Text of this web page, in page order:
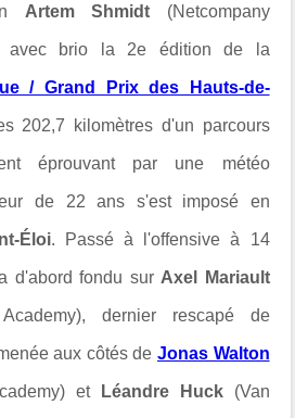
Artem Shmidt (Netcompany
avec brio la 2e édition de la
/ Grand Prix des Hauts-de-
202,7 kilomètres d'un parcours
éprouvant par une météo
de 22 ans s'est imposé en
Éloi. Passé à l'offensive à 14
d'abord fondu sur Axel Mariault
dernier rescapé de
aux côtés de Jonas Walton
et Léandre Huck(Van